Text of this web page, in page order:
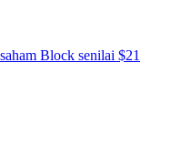
Block senilai $21